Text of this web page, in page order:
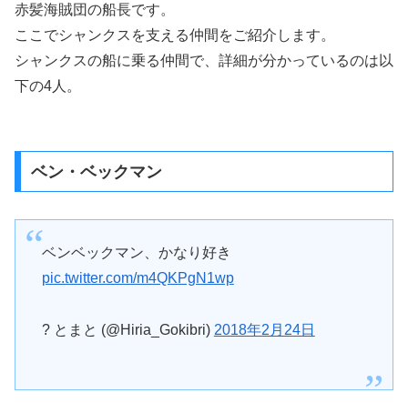
赤髪海賊団の船長です。
ここでシャンクスを支える仲間をご紹介します。
シャンクスの船に乗る仲間で、詳細が分かっているのは以
下の4人。
ベン・ベックマン
ベンベックマン、かなり好き
pic.twitter.com/m4QKPgN1wp
? とまと (@Hiria_Gokibri) 2018年2月24日